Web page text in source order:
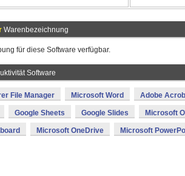
Warenbezeichnung
für diese Software verfügbar.
Software
File Manager Microsoft Word Adobe
Google Sheets Google Slides Microsoft
Microsoft OneDrive Microsoft